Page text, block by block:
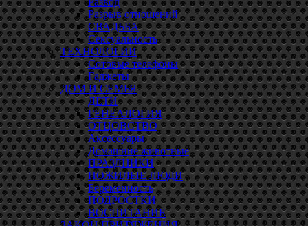
Разрыв отношений
СВАДЬБА
Сексуальность
ТЕХНОЛОГИИ
Сотовые телефоны
Гаджеты
ДОМ И СЕМЬЯ
ДЕТИ
ГЕНЕАЛОГИЯ
ОТЦОВСТВО
Аксессуары
Домашние животные
ПРАЗДНИКИ
ПОЖИЛЫЕ ЛЮДИ
Беременность
ПОДРОСТКИ
ВОСПИТАНИЕ